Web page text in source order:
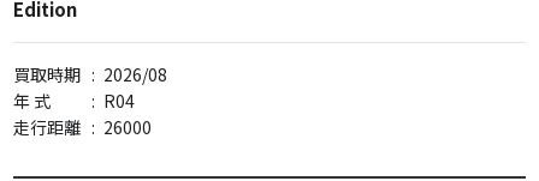
Edition
買取時期 : 2026/08
年 式
: R04
走行距離 : 26000